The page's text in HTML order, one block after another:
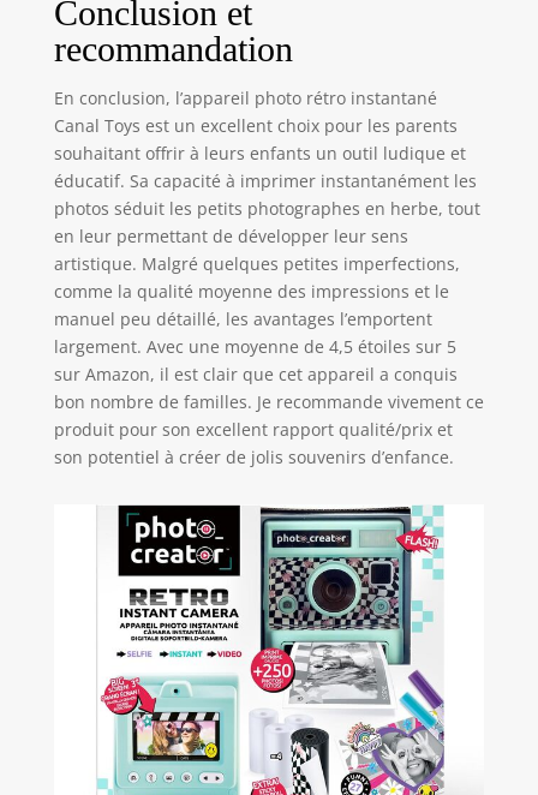
Conclusion et
recommandation
En conclusion, l’appareil photo rétro instantané
Canal Toys est un excellent choix pour les parents
souhaitant offrir à leurs enfants un outil ludique et
éducatif. Sa capacité à imprimer instantanément les
photos séduit les petits photographes en herbe, tout
en leur permettant de développer leur sens
artistique. Malgré quelques petites imperfections,
comme la qualité moyenne des impressions et le
manuel peu détaillé, les avantages l’emportent
largement. Avec une moyenne de 4,5 étoiles sur 5
sur Amazon, il est clair que cet appareil a conquis
bon nombre de familles. Je recommande vivement ce
produit pour son excellent rapport qualité/prix et
son potentiel à créer de jolis souvenirs d’enfance.